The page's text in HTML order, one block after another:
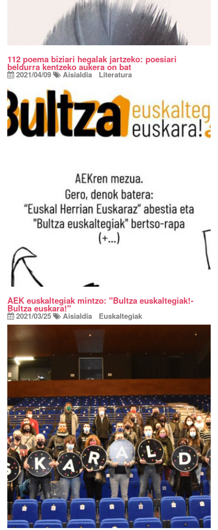
112 poema biziari hegalak jartzeko: poesiari
beldurra kentzeko aukera on bat
2021/04/09 Aisialdia Literatura
AEK euskaltegiak mintzo: "Bultza euskaltegiak!-
Bultza euskara!"
2021/03/25 Aisialdia Euskaltegiak